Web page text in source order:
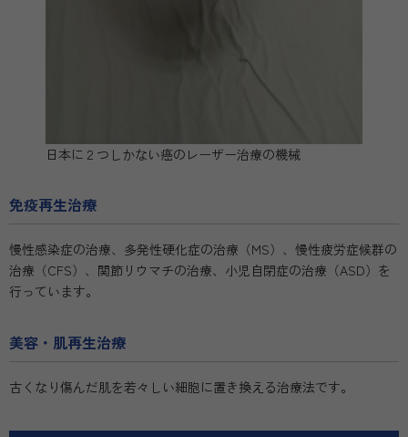
日本に２つしかない癌のレーザー治療の機械
免疫再生治療
慢性感染症の治療、多発性硬化症の治療（MS）、慢性疲労症候群の
治療（CFS）、関節リウマチの治療、小児自閉症の治療（ASD）を
行っています。
美容・肌再生治療
古くなり傷んだ肌を若々しい細胞に置き換える治療法です。